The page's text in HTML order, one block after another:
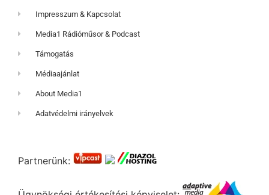
Impresszum & Kapcsolat
Media1 Rádióműsor & Podcast
Támogatás
Médiaajánlat
About Media1
Adatvédelmi irányelvek
Partnerünk: